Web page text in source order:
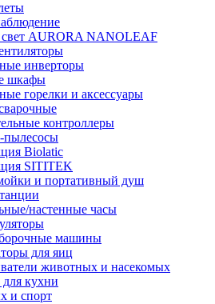
AURORA NANOLEAF
инверторы
шкафы
горелки и аксессуары
контроллеры
пылесосы
Biolatic
SITITEK
и портативный душ
настенные часы
машины
для яиц
животных и насекомых
кухни
и спорт